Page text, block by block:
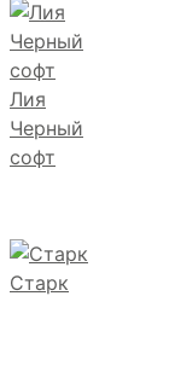
Лия
Черный
софт
Старк